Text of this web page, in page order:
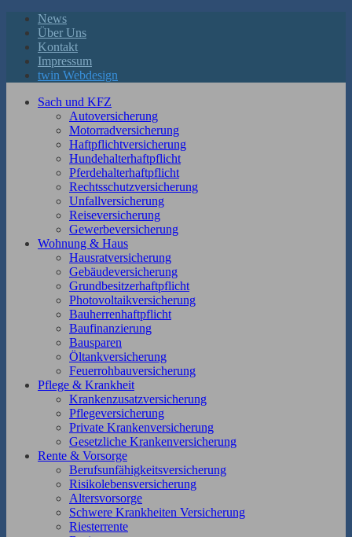
News
Über Uns
Kontakt
Impressum
twin Webdesign
Sach und KFZ
Autoversicherung
Motorradversicherung
Haftpflichtversicherung
Hundehalterhaftpflicht
Pferdehalterhaftpflicht
Rechtsschutzversicherung
Unfallversicherung
Reiseversicherung
Gewerbeversicherung
Wohnung & Haus
Hausratversicherung
Gebäudeversicherung
Grundbesitzerhaftpflicht
Photovoltaikversicherung
Bauherrenhaftpflicht
Baufinanzierung
Bausparen
Öltankversicherung
Feuerrohbauversicherung
Pflege & Krankheit
Krankenzusatzversicherung
Pflegeversicherung
Private Krankenversicherung
Gesetzliche Krankenversicherung
Rente & Vorsorge
Berufs­unfähigkeitsversicherung
Risikolebensversicherung
Altersvorsorge
Schwere Krankheiten Versicherung
Riesterrente